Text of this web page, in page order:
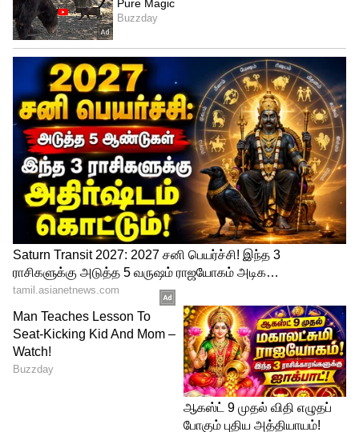
4
4
அன்னைக்கு நான் மட்டும் உன்கூட
வந்திருந்தா இப்படி நடந்திருக்காது என்று
கலங்குகிறான். அப்படியே பிளாஷ்கட்
ஒபெனாகிறது. அதில் இந்து போன் செய்து
எழிலை தன்னுடன் அவன் வேலை